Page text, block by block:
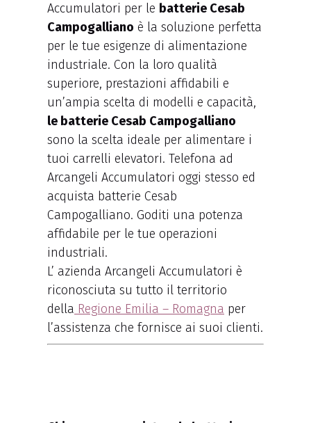
Accumulatori per le batterie Cesab
Campogalliano è la soluzione perfetta
per le tue esigenze di alimentazione
industriale. Con la loro qualità
superiore, prestazioni affidabili e
un’ampia scelta di modelli e capacità,
le batterie Cesab Campogalliano
sono la scelta ideale per alimentare i
tuoi carrelli elevatori. Telefona ad
Arcangeli Accumulatori oggi stesso ed
acquista batterie Cesab
Campogalliano. Goditi una potenza
affidabile per le tue operazioni
industriali.
L’ azienda Arcangeli Accumulatori è
riconosciuta su tutto il territorio
della Regione Emilia – Romagna per
l’assistenza che fornisce ai suoi clienti.